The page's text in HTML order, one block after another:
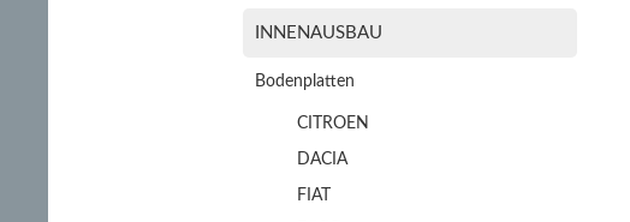
INNENAUSBAU
Bodenplatten
CITROEN
DACIA
FIAT